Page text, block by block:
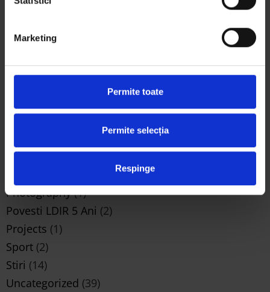
Marketing
Permite toate
Permite selecția
Respinge
semifinaliste Trash Art de la Universitatea de Arte din
mai 25, 2026
Let's Do It
News(51)
Photography(1)
Povesti LDIR 5 Ani (2)
Projects (1)
Sport (2)
Stiri (14)
Uncategorized (39)